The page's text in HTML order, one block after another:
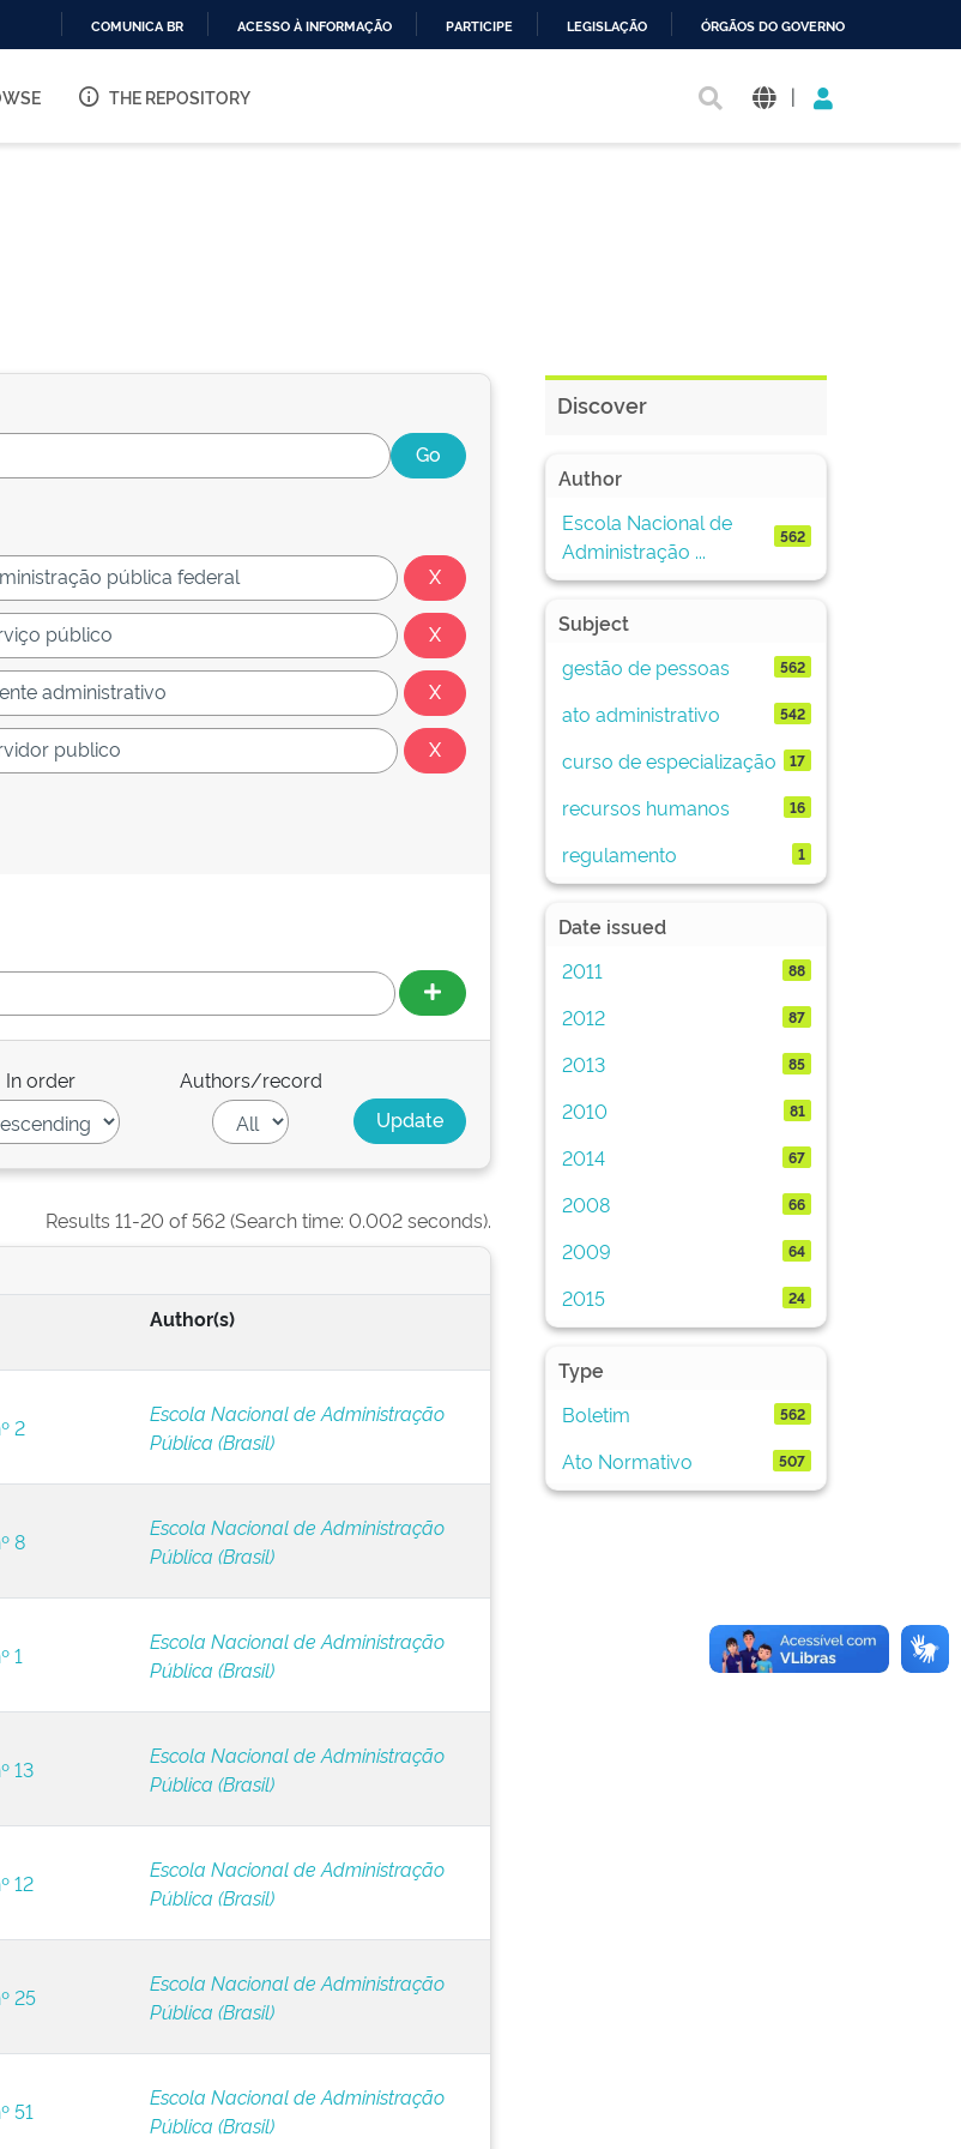
O
COMUNICA BR ACESSO À INFORMAÇÃO PARTICIPE LEGISLAÇÃO ÓRGÃOS DO GOVERNO
THE REPOSITORY |
In order Authors/record
Results 11-20 of 562 (Search time: 0.002 seconds).
Author(s)
2
Escola Nacional de Administração
Pública (Brasil)
8
Escola Nacional de Administração
Pública (Brasil)
1
Escola Nacional de Administração
Pública (Brasil)
13
Escola Nacional de Administração
Pública (Brasil)
12
Escola Nacional de Administração
Pública (Brasil)
25
Escola Nacional de Administração
Pública (Brasil)
51
Escola Nacional de Administração
Pública (Brasil)
Discover
Author
Escola Nacional de
Administração ...
562
Subject
gestão de pessoas
562
ato administrativo 542
curso de especialização 17
recursos humanos 16
regulamento 1
Date issued
2011
88
2012 87
2013 85
2010 81
2014 67
2008 66
2009 64
2015 24
Type
Boletim
562
Ato Normativo 507